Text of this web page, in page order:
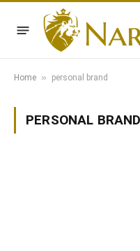
Home » personal brand
PERSONAL BRAND